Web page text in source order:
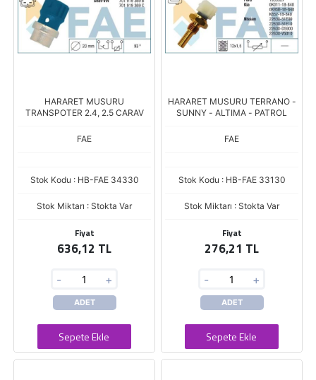
HARARET MUSURU
TRANSPOTER 2.4, 2.5 CARAV
FAE
Stok Kodu : HB-FAE 34330
Stok Miktarı : Stokta Var
Fiyat
636,12 TL
- +
ADET
Sepete Ekle
HARARET MUSURU TERRANO -
SUNNY - ALTIMA - PATROL
FAE
Stok Kodu : HB-FAE 33130
Stok Miktarı : Stokta Var
Fiyat
276,21 TL
- +
ADET
Sepete Ekle